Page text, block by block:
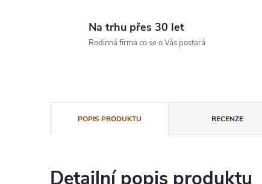
Na trhu přes 30 let
Rodinná firma co se o Vás postará
POPIS PRODUKTU RECENZE
Detailní popis produktu